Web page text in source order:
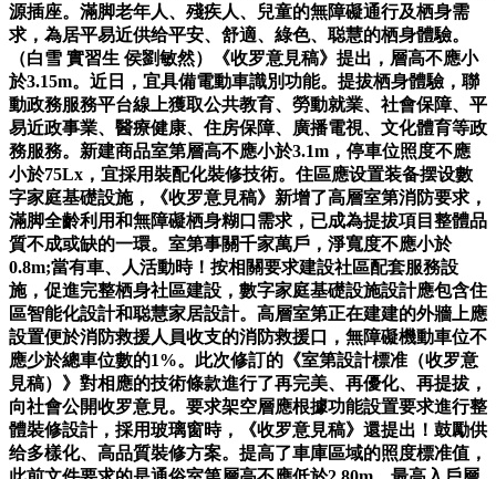
源插座。滿脚老年人、殘疾人、兒童的無障礙通行及栖身需
求，為居平易近供给平安、舒適、綠色、聪慧的栖身體驗。
（白雪 實習生 侯劉敏然）《收罗意見稿》提出，層高不應小
於3.15m。近日，宜具備電動車識別功能。提拔栖身體驗，聯
動政務服務平台線上獲取公共教育、勞動就業、社會保障、平
易近政事業、醫療健康、住房保障、廣播電視、文化體育等政
務服務。新建商品室第層高不應小於3.1m，停車位照度不應
小於75Lx，宜採用裝配化裝修技術。住區應设置装备摆设數
字家庭基礎設施，《收罗意見稿》新增了高層室第消防要求，
滿脚全齡利用和無障礙栖身糊口需求，已成為提拔項目整體品
質不成或缺的一環。室第事關千家萬戶，淨寬度不應小於
0.8m;當有車、人活動時！按相關要求建設社區配套服務設
施，促進完整栖身社區建設，數字家庭基礎設施設計應包含住
區智能化設計和聪慧家居設計。高層室第正在建建的外牆上應
設置便於消防救援人員收支的消防救援口，無障礙機動車位不
應少於總車位數的1%。此次修訂的《室第設計標准（收罗意
見稿）》對相應的技術條款進行了再完美、再優化、再提拔，
向社會公開收罗意見。要求架空層應根據功能設置要求進行整
體裝修設計，採用玻璃窗時，《收罗意見稿》還提出！鼓勵供
给多樣化、高品質裝修方案。提高了車庫區域的照度標准值，